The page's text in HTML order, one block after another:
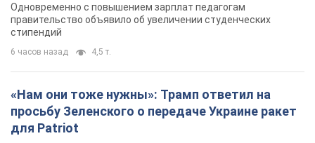
Одновременно с повышением зарплат педагогам
правительство объявило об увеличении студенческих
стипендий
6 часов назад 4,5 т.
«Нам они тоже нужны»: Трамп ответил на
просьбу Зеленского о передаче Украине ракет
для Patriot